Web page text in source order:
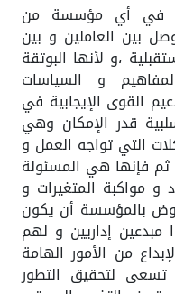
في أي مؤسسة من
بين العاملين و بين
،و لأنها البوتقة
و السياسات
القوى الإيجابية في
قدر الإمكان وهي
التي تواجه العمل و
ثم فإنها هي المسئولة
و مواكبة المتغيرات و
بالمؤسسة أن يكون
مبدعين إداريين و لهم
من الأمور الهامة
تسعى لتحقیق التطور